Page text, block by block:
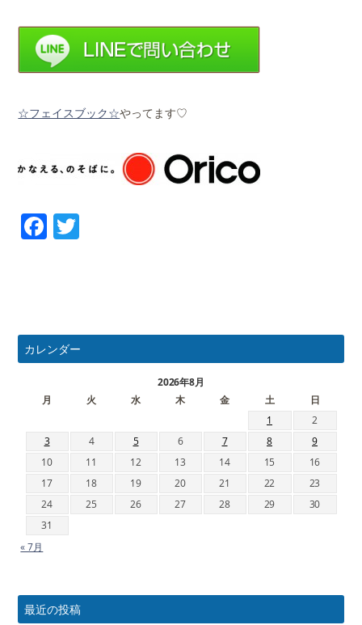
☆フェイスブック☆やってます♡
Facebook
カレンダー
2026年8月
月
火 水 木 金 土
日
1
2
3
4 5 6 7 8
9
10
11 12 13 14 15
16
17
18 19 20 21 22
23
24
25 26 27 28 29
30
31
« 7月
最近の投稿